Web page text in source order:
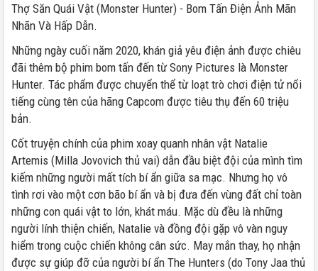
Thợ Săn Quái Vật (Monster Hunter) - Bom Tấn Điện Ảnh Mãn
Nhãn Và Hấp Dẫn.
Những ngày cuối năm 2020, khán giả yêu điện ảnh được chiêu
đãi thêm bộ phim bom tấn đến từ Sony Pictures là Monster
Hunter. Tác phẩm được chuyển thể từ loạt trò chơi điện tử nổi
tiếng cùng tên của hãng Capcom được tiêu thụ đến 60 triệu
bản.
Cốt truyện chính của phim xoay quanh nhân vật Natalie
Artemis (Milla Jovovich thủ vai) dẫn đầu biệt đội của mình tìm
kiếm những người mất tích bí ẩn giữa sa mạc. Nhưng họ vô
tình rơi vào một cơn bão bí ẩn và bị đưa đến vùng đất chỉ toàn
những con quái vật to lớn, khát máu. Mặc dù đều là những
người lính thiện chiến, Natalie và đồng đội gặp vô vàn nguy
hiểm trong cuộc chiến không cân sức. May mắn thay, họ nhận
được sự giúp đỡ của người bí ẩn The Hunters (do Tony Jaa thủ